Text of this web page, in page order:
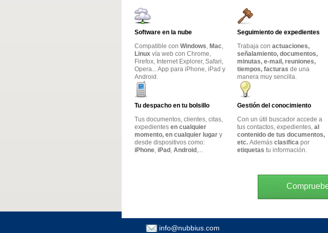
Software en la nube
Compatible con Windows, Mac,
Linux vía web con Chrome,
Firefox, Internet Explorer, Safari,
Opera... App para iPhone, iPad y
Android.
Seguimiento de expedientes
Trabaja con actuaciones,
señalamiento, documentos,
minutas, e-mail, reuniones,
tiempos, facturas de una
manera muy sencilla.
Tu despacho en tu bolsillo
Tus documentos, clientes, citas,
expedientes en cualquier
momento, en cualquier lugar y
desde dispositivos como:
iPhone, iPad , Android ,...
Gestión del conocimiento
Con un útil buscador accede a
tus contactos, expedientes, al
contenido de tus documentos,
etc. Además clasifica por
etiquetas tu información.
info@nubbius.com